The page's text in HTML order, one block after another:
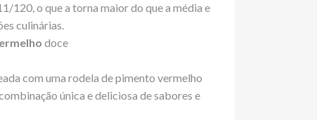
120, o que a torna maior do que a média e
culinárias.
doce
com uma rodela de pimento vermelho
única e deliciosa de sabores e